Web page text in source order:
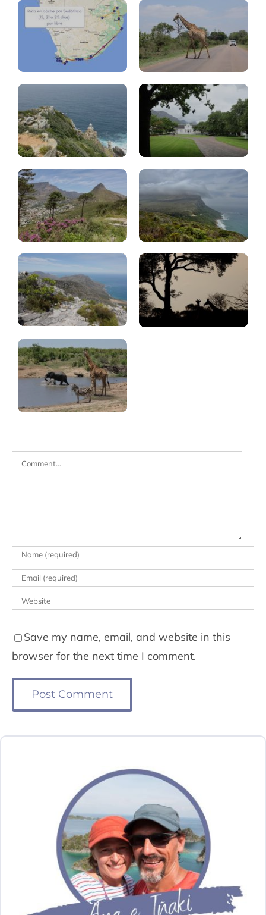
Cabo
Buena
Esperanza
Winelands
Ciudad
del
Cabo
Península
del
Cabo
Table
Mountain
Consejos
viajar
Sudáfrica
Sudáfrica
(qué
ver)
Comment
Save my name, email, and website in this
browser for the next time I comment.